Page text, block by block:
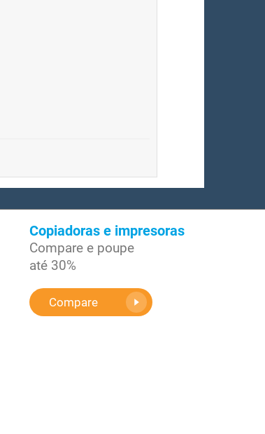
Copiadoras e impresoras
Compare e poupe
até 30%
Compare